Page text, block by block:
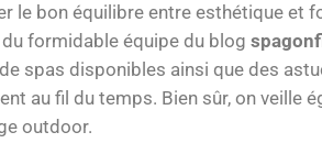
le bon équilibre entre esthétique et
formidable équipe du blog
spas disponibles ainsi que des
au fil du temps. Bien sûr, on veille
outdoor.